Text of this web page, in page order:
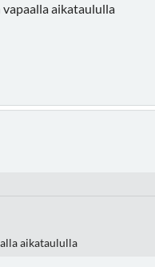
aikataululla
aikataululla